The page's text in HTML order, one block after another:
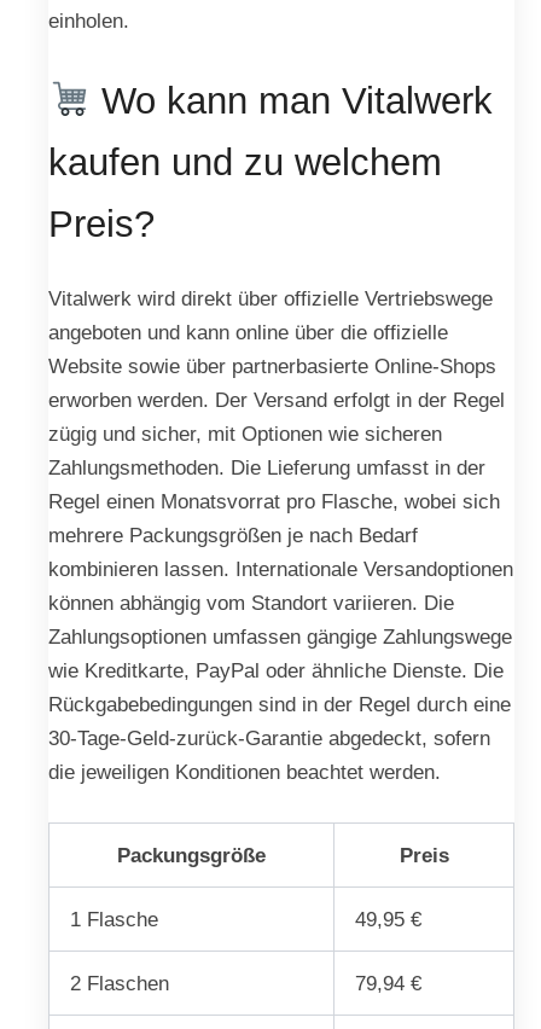
einholen.
Wo kann man Vitalwerk
kaufen und zu welchem
Preis?
Vitalwerk wird direkt über offizielle Vertriebswege
angeboten und kann online über die offizielle
Website sowie über partnerbasierte Online-Shops
erworben werden. Der Versand erfolgt in der Regel
zügig und sicher, mit Optionen wie sicheren
Zahlungsmethoden. Die Lieferung umfasst in der
Regel einen Monatsvorrat pro Flasche, wobei sich
mehrere Packungsgrößen je nach Bedarf
kombinieren lassen. Internationale Versandoptionen
können abhängig vom Standort variieren. Die
Zahlungsoptionen umfassen gängige Zahlungswege
wie Kreditkarte, PayPal oder ähnliche Dienste. Die
Rückgabebedingungen sind in der Regel durch eine
30-Tage-Geld-zurück-Garantie abgedeckt, sofern
die jeweiligen Konditionen beachtet werden.
Packungsgröße Preis
1 Flasche 49,95 €
2 Flaschen 79,94 €